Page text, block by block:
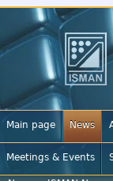
Main page News
Meetings & Events